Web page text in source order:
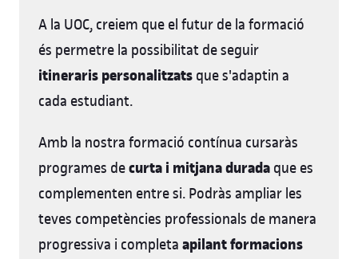
A la UOC, creiem que el futur de la formació
és permetre la possibilitat de seguir
itineraris personalitzats que s'adaptin a
cada estudiant.
Amb la nostra formació contínua cursaràs
programes decurta i mitjana durada que es
complementen entre si. Podràs ampliar les
teves competències professionals de manera
progressiva i completa apilant formacions